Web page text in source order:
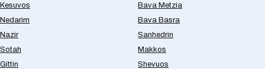
Kesuvos
Nedarim
Nazir
Sotah
Gittin
Bava Metzia
Bava Basra
Sanhedrin
Makkos
Shevuos